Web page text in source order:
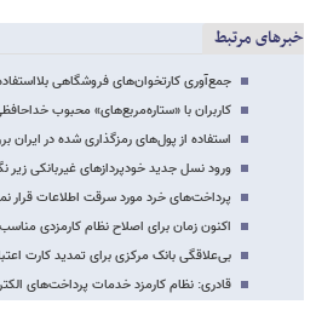
خبرهای مرتبط
جمع‌آوری کارتخوان‌های فروشگاهی
کاربران با «ستاره‌مربع‌های» محبوب
استفاده از پول‌های رمزگذاری شده در ایران
ورود نسل جدید خودپردازهای غیربانکی زیر
پرداخت‌های خرد مورد سرقت اطلاعات قرار
اکنون زمان برای اصلاح نظام کارمزدی
بی‌علاقگی بانک مرکزی برای تمدید کارت
قادری: نظام کارمزد خدمات پرداخت‌های